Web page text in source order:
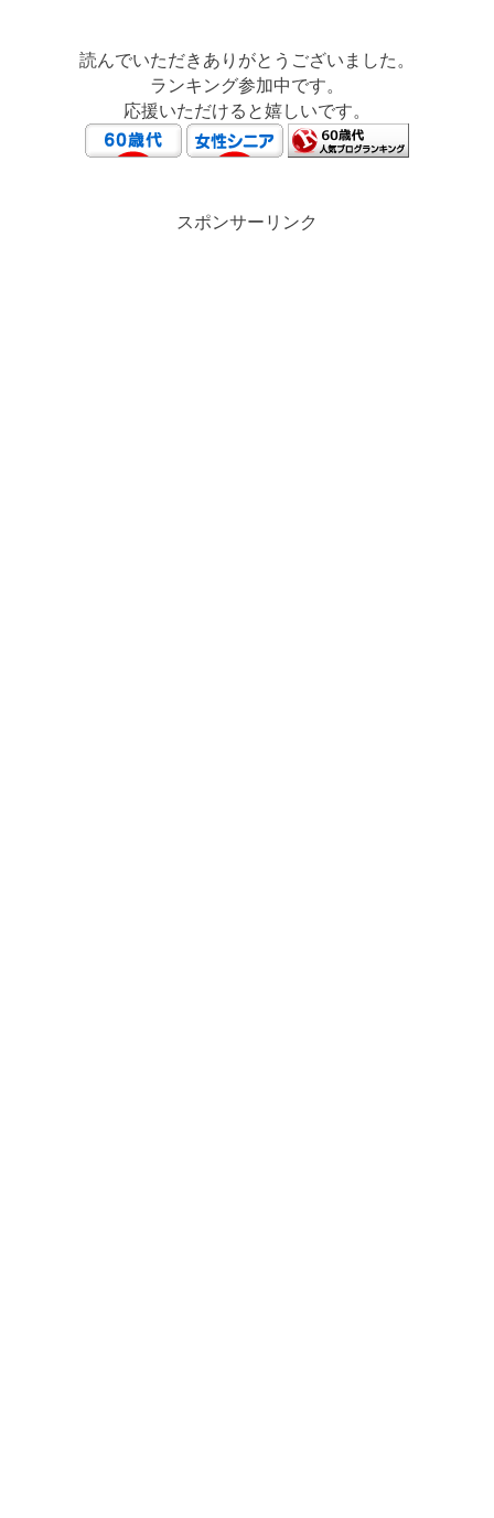
読んでいただきありがとうございました。
ランキング参加中です。
応援いただけると嬉しいです。
スポンサーリンク